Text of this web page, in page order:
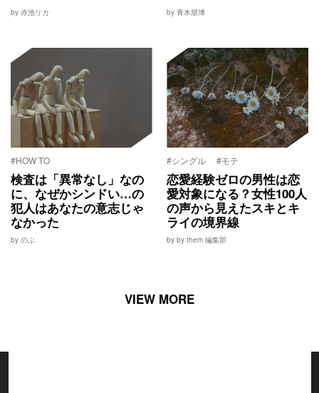
by 赤池リカ by 青木朋博
#HOW TO
検査は「異常なし」なの
に、なぜかシンドい…の
犯人はあなたの意志じゃ
なかった
by のぶ
#シングル #モテ
恋愛経験ゼロの男性は恋
愛対象になる？女性100人
の声から見えたスキとキ
ライの境界線
by by them 編集部
VIEW MORE